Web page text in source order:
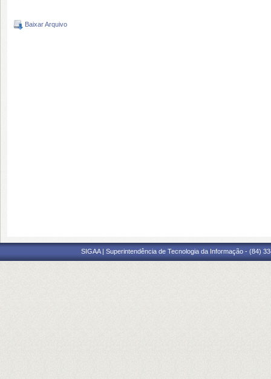
Baixar Arquivo
SIGAA | Superintendência de Tecnologia da Informação - (84)